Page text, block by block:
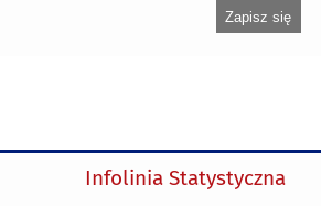
Infolinia Statystyczna